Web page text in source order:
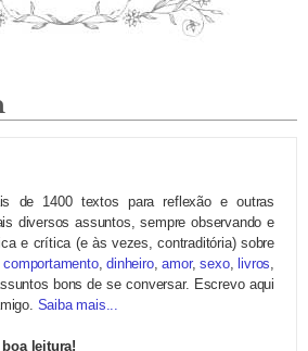
de 1400 textos para reflexão e outras
diversos assuntos, sempre observando e
e crítica (e às vezes, contraditória) sobre
comportamento,dinheiro,amor,sexo, livros,
bons de se conversar. Escrevo aqui
Saiba mais...
leitura!